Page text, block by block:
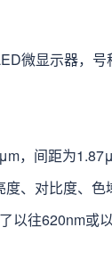
微显示器，
，间距为
、对比度、
往620nm或